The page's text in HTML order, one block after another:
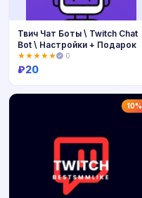
Твич Чат Боты \ Twitch Chat
Bot \ Настройки + Подарок
★★★★★ 0
₽20
10%